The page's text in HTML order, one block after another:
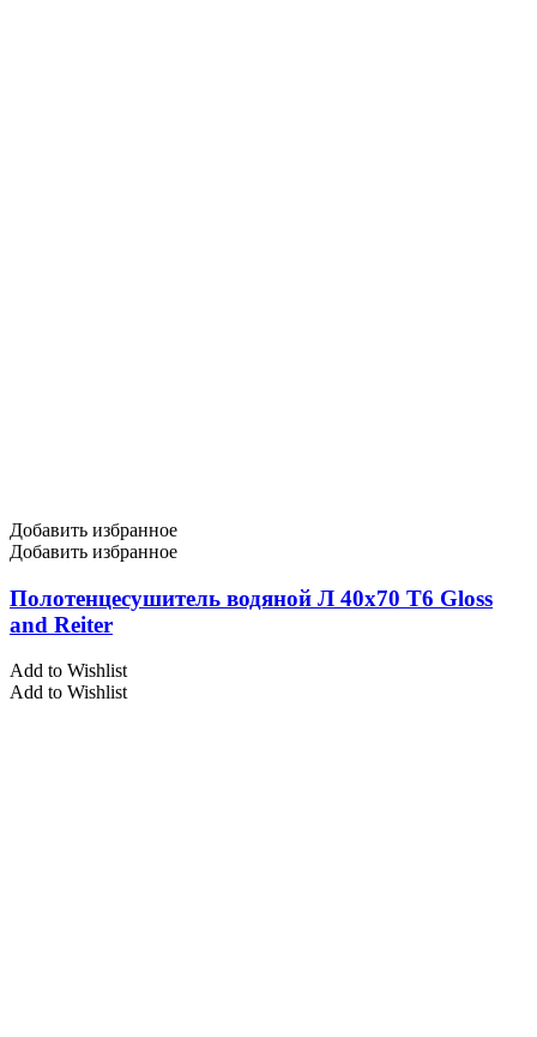
Добавить избранное
Добавить избранное
Полотенцесушитель водяной Л 40х70 Т6 Gloss
and Reiter
Add to Wishlist
Add to Wishlist